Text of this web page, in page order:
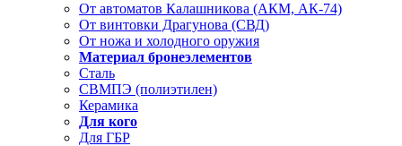
От автоматов Калашникова (АКМ, АК-74)
От винтовки Драгунова (СВД)
От ножа и холодного оружия
Материал бронеэлементов
Сталь
СВМПЭ (полиэтилен)
Керамика
Для кого
Для ГБР